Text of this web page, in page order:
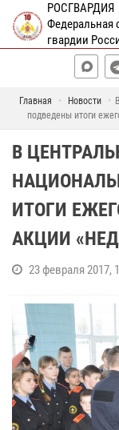
РОСГВАРДИЯ
Федеральная
гвардии
Главная Новости
подведены итоги
В
ИТОГИ
АКЦИИ
23 февраля 2017,